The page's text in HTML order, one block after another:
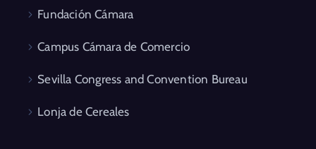
Fundación Cámara
Campus Cámara de Comercio
Sevilla Congress and Convention Bureau
Lonja de Cereales